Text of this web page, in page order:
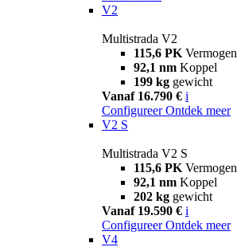
V2
Multistrada V2
115,6 PK Vermogen
92,1 nm Koppel
199 kg gewicht
Vanaf 16.790 € i
Configureer Ontdek meer
V2 S
Multistrada V2 S
115,6 PK Vermogen
92,1 nm Koppel
202 kg gewicht
Vanaf 19.590 € i
Configureer Ontdek meer
V4